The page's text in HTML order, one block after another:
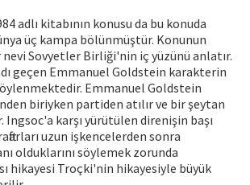
adlı kitabının konusu da bu konuda
üç kampa bölünmüştür. Konunun
Sovyetler Birliği'nin iç yüzünü anlatır.
geçen Emmanuel Goldstein karakterin
Emmanuel Goldstein
biriyken partiden atılır ve bir şeytan
Ingsoc'a karşı yürütülen direnişin başı
uzun işkencelerden sonra
olduklarını söylemek zorunda
hikayesi Troçki'nin hikayesiyle büyük